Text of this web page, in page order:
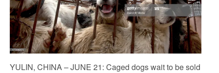
YULIN, CHINA – JUNE 21: Caged dogs wait to be sold